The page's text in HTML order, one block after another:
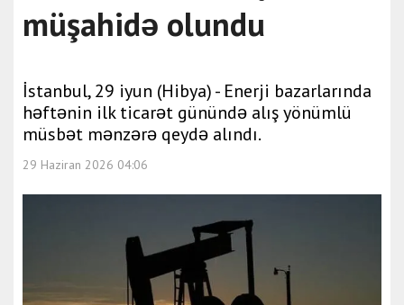
müşahidə olundu
İstanbul, 29 iyun (Hibya) - Enerji bazarlarında
həftənin ilk ticarət günündə alış yönümlü
müsbət mənzərə qeydə alındı.
29 Haziran 2026 04:06